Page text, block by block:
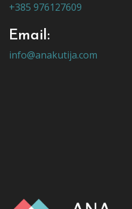
+385 976127609
Email:
info@anakutija.com